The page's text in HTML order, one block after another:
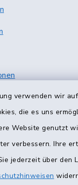
verwenden wir
die es uns
Website genutzt
verbessern. Ihre
jederzeit über den